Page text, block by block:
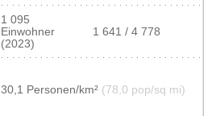
1 095
Einwohner
(2023)
1 641 / 4 778
30,1 Personen/km² (78,0 pop/sq mi)